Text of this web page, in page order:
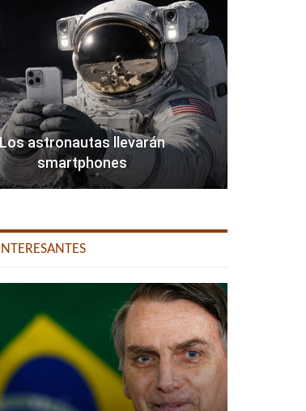
astronautas llevarán
smartphones